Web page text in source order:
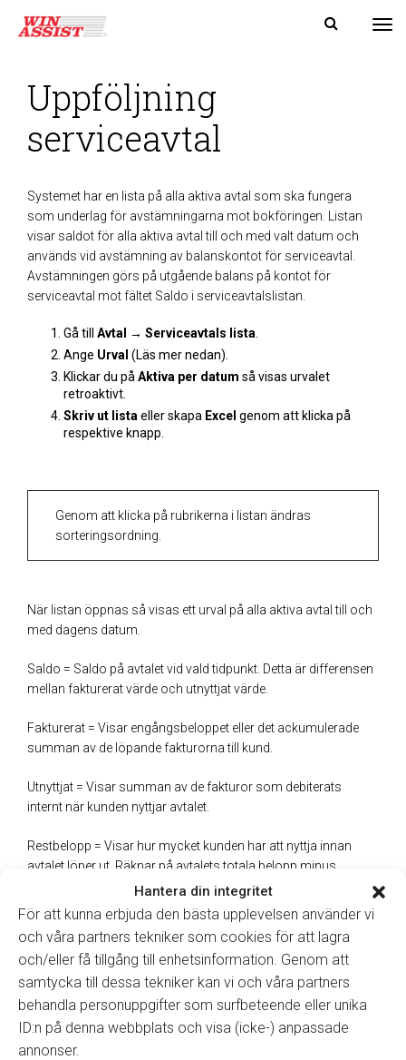
Hantera din integritet
För att kunna erbjuda den bästa upplevelsen använder vi
och våra partners tekniker som cookies för att lagra
och/eller få tillgång till enhetsinformation. Genom att
samtycka till dessa tekniker kan vi och våra partners
behandla personuppgifter som surfbeteende eller unika
ID:n på denna webbplats och visa (icke-) anpassade
annonser.
Uppföljning
serviceavtal
Systemet har en lista på alla aktiva avtal som ska fungera
som underlag för avstämningarna mot bokföringen. Listan
visar saldot för alla aktiva avtal till och med valt datum och
används vid avstämning av balanskontot för serviceavtal.
Avstämningen görs på utgående balans på kontot för
serviceavtal mot fältet Saldo i serviceavtalslistan.
Gå till Avtal → Serviceavtals lista
Ange Urval (Läs mer nedan).
Klickar du på Aktiva per datum så visas urvalet
retroaktivt.
Skriv ut lista eller skapa Excel genom att klicka på
respektive knapp.
Genom att klicka på rubrikerna i listan ändras
sorteringsordning.
När listan öppnas så visas ett urval på alla aktiva avtal till och
med dagens datum.
Saldo = Saldo på avtalet vid vald tidpunkt. Detta är differensen
mellan fakturerat värde och utnyttjat värde.
Fakturerat = Visar engångsbeloppet eller det ackumulerade
summan av de löpande fakturorna till kund.
Utnyttjat = Visar summan av de fakturor som debiterats
internt när kunden nyttjar avtalet.
Restbelopp = Visar hur mycket kunden har att nyttja innan
avtalet löper ut. Räknar på avtalets totala belopp minus
summan av utnyttjat värde oavsett om den är betald av kund
till fullo.
URVAL
Aktiva avtal = Alla aktiva avtal som inte märkta som avslutade.